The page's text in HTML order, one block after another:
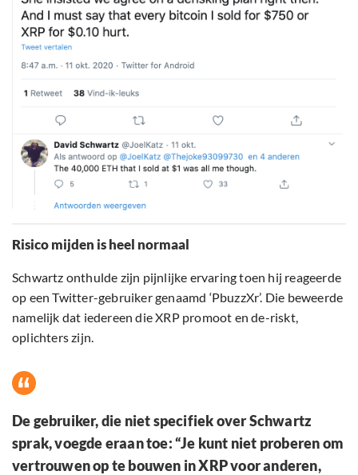
Risico mijden is heel normaal
Schwartz onthulde zijn pijnlijke ervaring toen hij reageerde
op een Twitter-gebruiker genaamd ‘PbuzzXr’. Die beweerde
namelijk dat iedereen die XRP promoot en de-riskt,
oplichters zijn.
De gebruiker, die niet specifiek over Schwartz
sprak, voegde eraan toe: “Je kunt niet proberen om
vertrouwen op te bouwen in XRP voor anderen,